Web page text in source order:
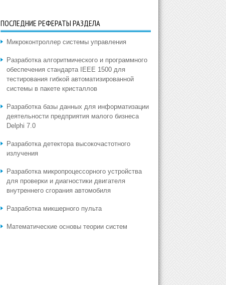
ПОСЛЕДНИЕ РЕФЕРАТЫ РАЗДЕЛА
Микроконтроллер системы управления
Разработка алгоритмического и программного
обеспечения стандарта IEEE 1500 для
тестирования гибкой автоматизированной
системы в пакете кристаллов
Разработка базы данных для информатизации
деятельности предприятия малого бизнеса
Delphi 7.0
Разработка детектора высокочастотного
излучения
Разработка микропроцессорного устройства
для проверки и диагностики двигателя
внутреннего сгорания автомобиля
Разработка микшерного пульта
Математические основы теории систем